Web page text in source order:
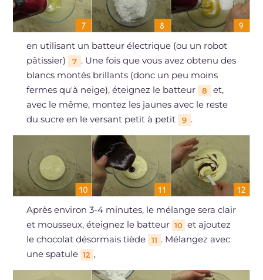
en utilisant un batteur électrique (ou un robot
pâtissier)
7 . Une fois que vous avez obtenu des
blancs montés brillants (donc un peu moins
fermes qu'à neige), éteignez le batteur
8
et,
avec le même, montez les jaunes avec le reste
du sucre en le versant petit à petit
9 .
Après environ 3-4 minutes, le mélange sera clair
et mousseux, éteignez le batteur 10 et ajoutez
le chocolat désormais tiède
11 . Mélangez avec
une spatule 12 ,